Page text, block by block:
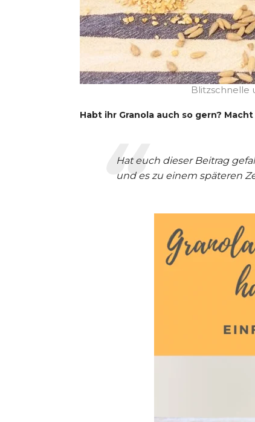
Blitzschnelle
Habt ihr Granola auch so gern?
Hat euch dieser Beitrag
und es zu einem späteren